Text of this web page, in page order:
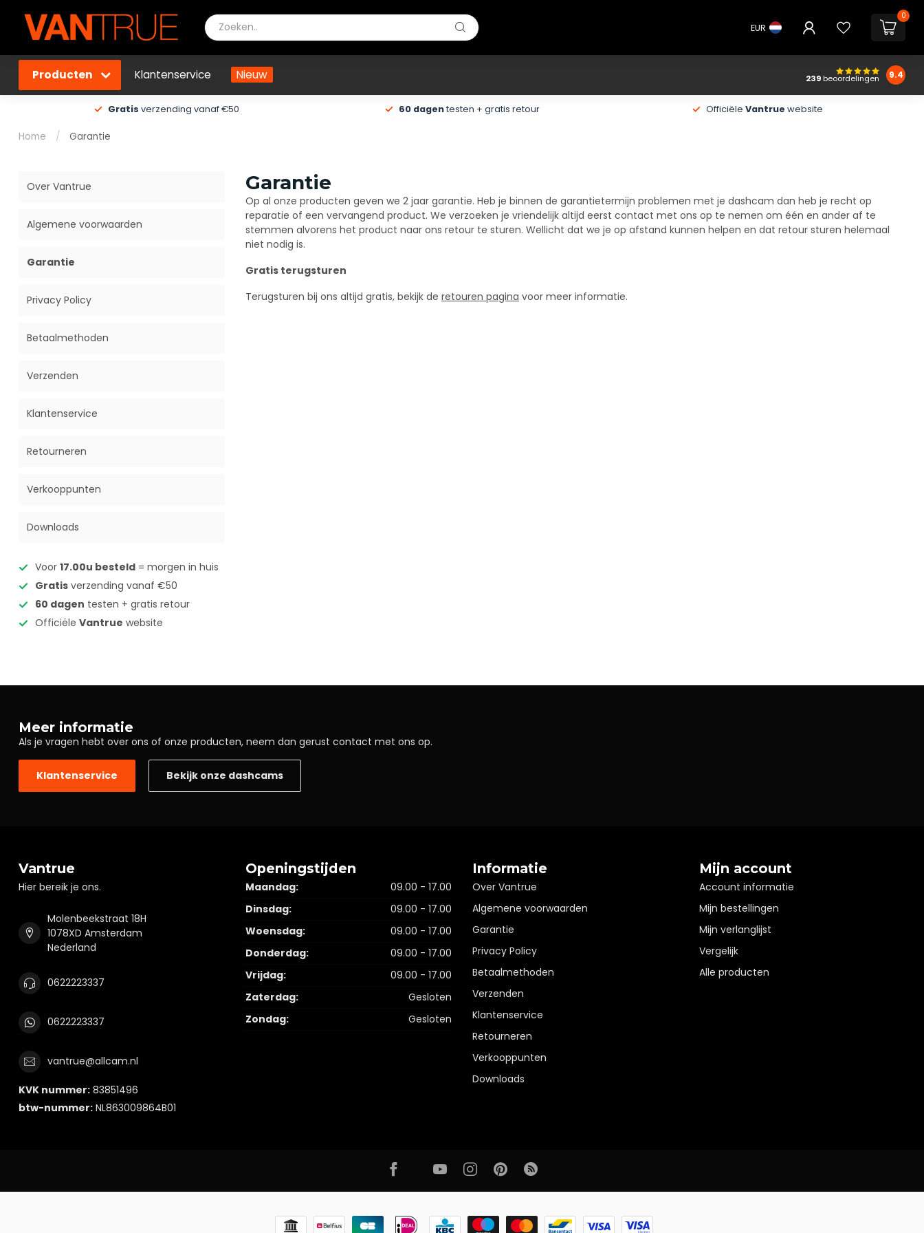
EUR
0
Producten Klantenservice Nieuw 239 beoordelingen 9.4
Gratis verzending vanaf €50 60 dagentesten + gratis retour Officiële Vantrue website
Home / Garantie
Over Vantrue
Algemene voorwaarden
Garantie
Privacy Policy
Betaalmethoden
Verzenden
Klantenservice
Retourneren
Verkooppunten
Downloads
Voor 17.00u besteld = morgen in huis
Gratis verzending vanaf €50
60 dagen testen + gratis retour
Officiële Vantrue website
Garantie
Op al onze producten geven we 2 jaar garantie. Heb je binnen de garantietermijn problemen met je dashcam dan heb je recht op
reparatie of een vervangend product. We verzoeken je vriendelijk altijd eerst contact met ons op te nemen om één en ander af te
stemmen alvorens het product naar ons retour te sturen. Wellicht dat we je op afstand kunnen helpen en dat retour sturen helemaal
niet nodig is.
Gratis terugsturen
Terugsturen bij ons altijd gratis, bekijk de retouren pagina voor meer informatie.
Meer informatie
Als je vragen hebt over ons of onze producten, neem dan gerust contact met ons op.
Klantenservice Bekijk onze dashcams
Vantrue
Hier bereik je ons.
Molenbeekstraat 18H
1078XD Amsterdam
Nederland
0622223337
0622223337
vantrue@allcam.nl
KVK nummer: 83851496
btw-nummer: NL863009864B01
Openingstijden
Maandag:
09.00 - 17.00
Dinsdag:
09.00 - 17.00
Woensdag:
09.00 - 17.00
Donderdag:
09.00 - 17.00
Vrijdag:
09.00 - 17.00
Zaterdag:
Gesloten
Zondag:
Gesloten
Informatie
Over Vantrue
Algemene voorwaarden
Garantie
Privacy Policy
Betaalmethoden
Verzenden
Klantenservice
Retourneren
Verkooppunten
Downloads
Mijn account
Account informatie
Mijn bestellingen
Mijn verlanglijst
Vergelijk
Alle producten